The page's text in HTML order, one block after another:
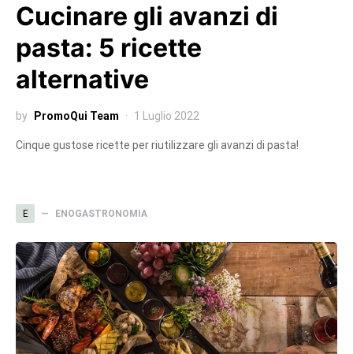
Cucinare gli avanzi di
pasta: 5 ricette
alternative
by PromoQui Team 1 Luglio 2022
Cinque gustose ricette per riutilizzare gli avanzi di pasta!
E ENOGASTRONOMIA